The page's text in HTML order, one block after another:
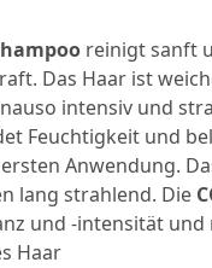
reinigt sanft
Das Haar ist
intensiv und
Feuchtigkeit und
Anwendung.
lang strahlend. Die
und -intensität
Haar